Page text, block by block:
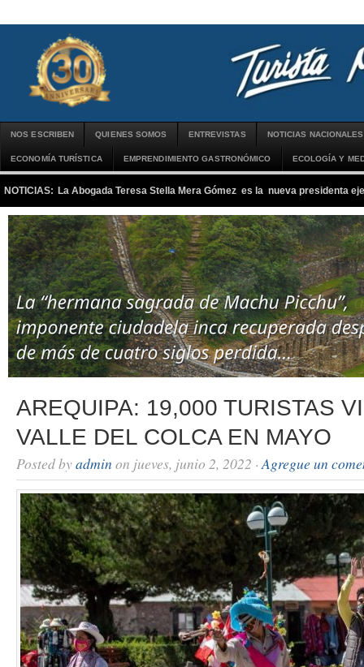
NOS ESCRIBEN QUIENES SOMOS ENTREVISTAS NOTICIAS NACIONALES
ECONOMÍA TURÍSTICA EMPRENDIMIENTO GASTRONÓMICO ECOLOGÍA Y
NOTICIAS: La Abogada Teresa Stella Mera Gómez es la nueva presidenta
AREQUIPA: 19,000 TURISTAS
VALLE DEL COLCA EN MAYO
Posted byadmin on jueves, junio 2, 2022 ·Agregue un